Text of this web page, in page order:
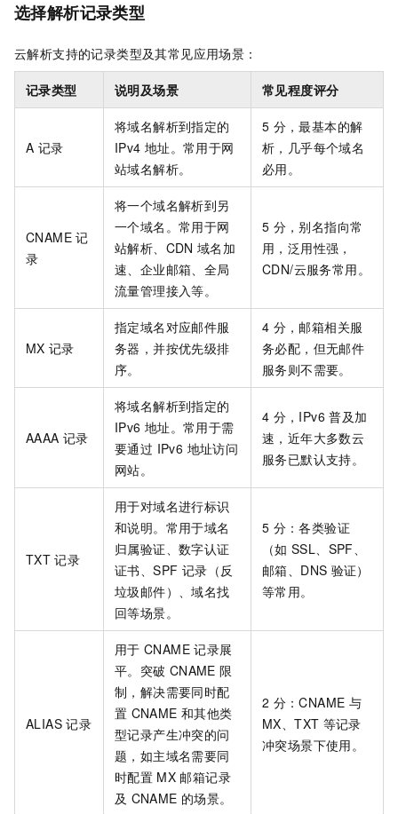
选择解析记录类型
云解析支持的记录类型及其常见应用场景：
记录类型 说明及场景 常见程度评分
A 记录
将域名解析到指定的
IPv4 地址。常用于网
站域名解析。
5 分，最基本的解
析，几乎每个域名
必用。
CNAME 记
录
将一个域名解析到另
一个域名。常用于网
站解析、CDN 域名加
速、企业邮箱、全局
流量管理接入等。
5 分，别名指向常
用，泛用性强，
CDN/云服务常用。
MX 记录
指定域名对应邮件服
务器，并按优先级排
序。
4 分，邮箱相关服
务必配，但无邮件
服务则不需要。
AAAA 记录
将域名解析到指定的
IPv6 地址。常用于需
要通过 IPv6 地址访问
网站。
4 分，IPv6 普及加
速，近年大多数云
服务已默认支持。
TXT 记录
用于对域名进行标识
和说明。常用于域名
归属验证、数字认证
证书、SPF 记录（反
垃圾邮件）、域名找
回等场景。
5 分：各类验证
（如 SSL、SPF、
邮箱、DNS 验证）
等常用。
ALIAS 记录
用于 CNAME 记录展
平。突破 CNAME 限
制，解决需要同时配
置 CNAME 和其他类
型记录产生冲突的问
题，如主域名需要同
时配置 MX 邮箱记录
及 CNAME 的场景。
2 分：CNAME 与
MX、TXT 等记录
冲突场景下使用。